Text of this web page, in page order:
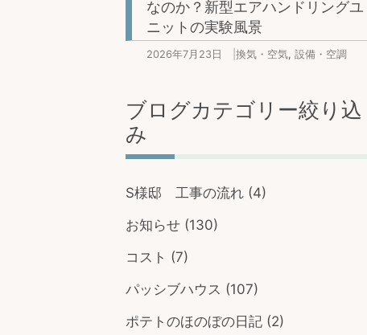
なのか？新型エアハンドリングユ
ニットの実験風景
2026年7月23日 換気・空気, 設備・空調
ブログカテゴリー絞り込
み
S様邸 工事の流れ (4)
お知らせ (130)
コスト (7)
パッシブハウス (107)
ポテトのほのぼの日記 (2)